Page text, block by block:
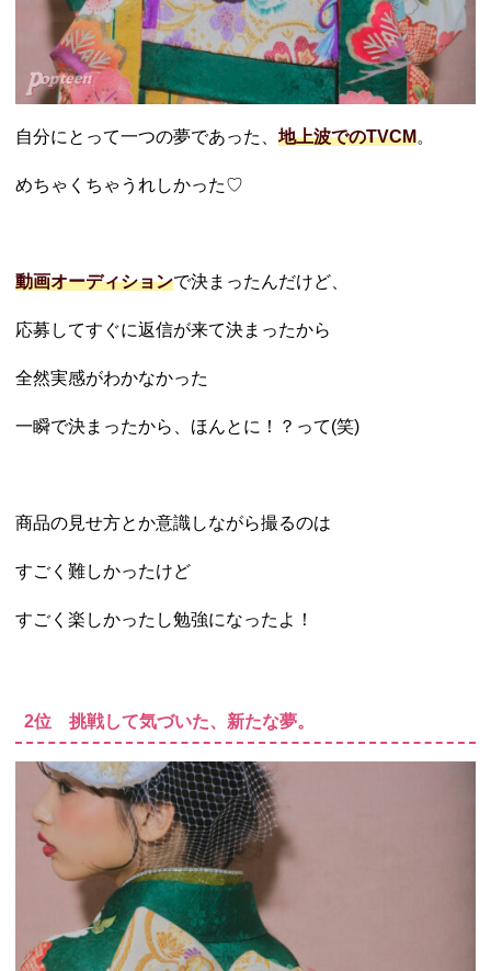
自分にとって一つの夢であった、 地上波でのTVCM。
めちゃくちゃうれしかった♡
動画オーディションで決まったんだけど、
応募してすぐに返信が来て決まったから
全然実感がわかなかった
一瞬で決まったから、ほんとに！？って(笑)
商品の見せ方とか意識しながら撮るのは
すごく難しかったけど
すごく楽しかったし勉強になったよ！
2位 挑戦して気づいた、新たな夢。